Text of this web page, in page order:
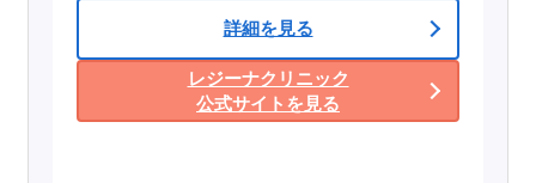
詳細を見る
レジーナクリニック
公式サイトを見る